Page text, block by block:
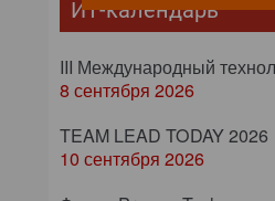
ИТ-календарь
III Международный
8 сентября 2026
TEAM LEAD TODAY 2026
10 сентября 2026